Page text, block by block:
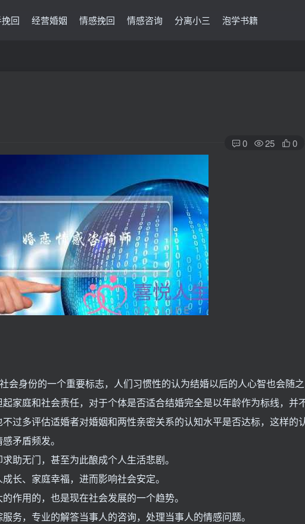
回 经营婚姻 情感挽回 情感咨询 分离小三 泡学书籍
0 25 0
会身份的一个重要标志，人们习惯性的认为结婚以后的人心智也会随之
家庭和社会责任，对于个体是否适合结婚完全是以年龄作为标线，并
过多评估适婚者对婚姻和两性亲密关系的认知水平是否达标，这样的
矛盾频发。
助无门，甚至为此酿成个人生活悲剧。
长、家庭幸福，进而影响社会安定。
作用的，也是现在社会发展的一个趋势。
务，专业的解答当事人的咨询，处理当事人的情感问题。